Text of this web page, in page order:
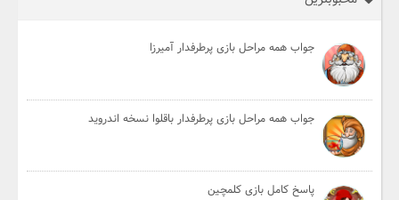
جواب همه مراحل بازی پرطرفدار آمیرزا
جواب همه مراحل بازی پرطرفدار باقلوا نسخه اندروید
پاسخ کامل بازی کلمچین